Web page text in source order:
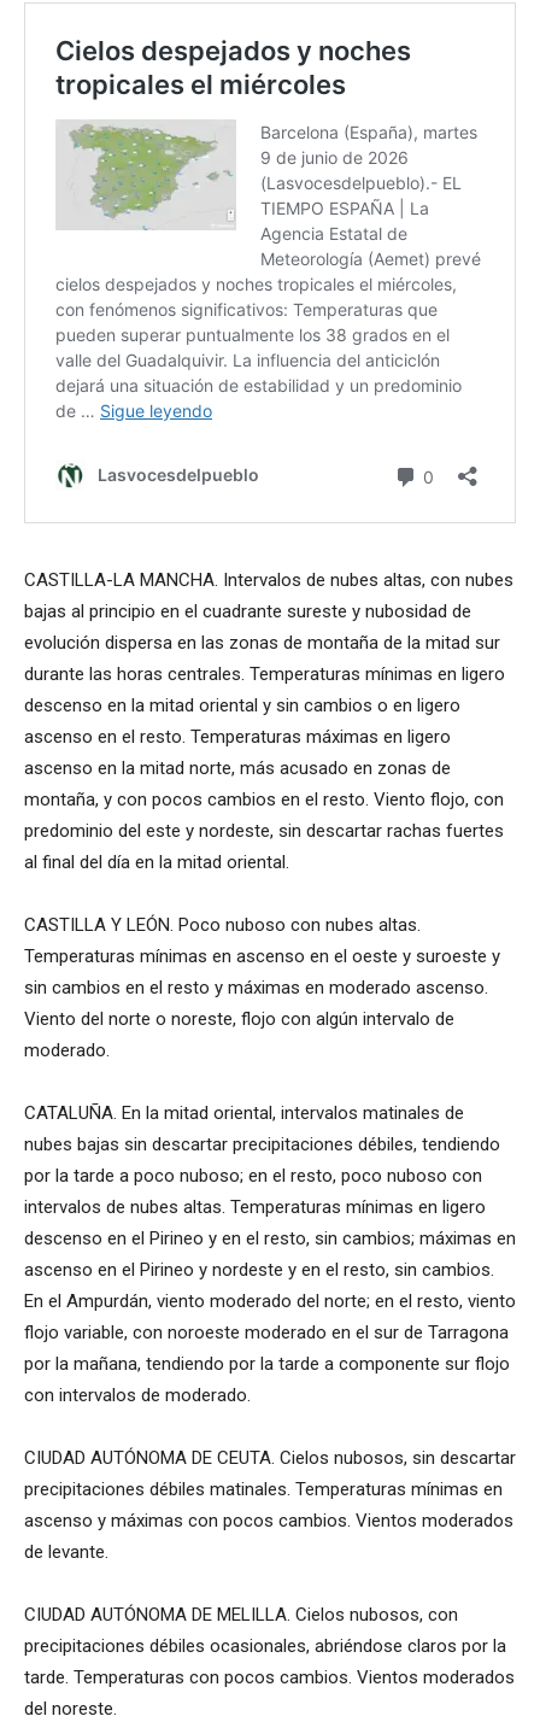
CASTILLA-LA MANCHA. Intervalos de nubes altas, con nubes
bajas al principio en el cuadrante sureste y nubosidad de
evolución dispersa en las zonas de montaña de la mitad sur
durante las horas centrales. Temperaturas mínimas en ligero
descenso en la mitad oriental y sin cambios o en ligero
ascenso en el resto. Temperaturas máximas en ligero
ascenso en la mitad norte, más acusado en zonas de
montaña, y con pocos cambios en el resto. Viento flojo, con
predominio del este y nordeste, sin descartar rachas fuertes
al final del día en la mitad oriental.
CASTILLA Y LEÓN. Poco nuboso con nubes altas.
Temperaturas mínimas en ascenso en el oeste y suroeste y
sin cambios en el resto y máximas en moderado ascenso.
Viento del norte o noreste, flojo con algún intervalo de
moderado.
CATALUÑA. En la mitad oriental, intervalos matinales de
nubes bajas sin descartar precipitaciones débiles, tendiendo
por la tarde a poco nuboso; en el resto, poco nuboso con
intervalos de nubes altas. Temperaturas mínimas en ligero
descenso en el Pirineo y en el resto, sin cambios; máximas en
ascenso en el Pirineo y nordeste y en el resto, sin cambios.
En el Ampurdán, viento moderado del norte; en el resto, viento
flojo variable, con noroeste moderado en el sur de Tarragona
por la mañana, tendiendo por la tarde a componente sur flojo
con intervalos de moderado.
CIUDAD AUTÓNOMA DE CEUTA. Cielos nubosos, sin descartar
precipitaciones débiles matinales. Temperaturas mínimas en
ascenso y máximas con pocos cambios. Vientos moderados
de levante.
CIUDAD AUTÓNOMA DE MELILLA. Cielos nubosos, con
precipitaciones débiles ocasionales, abriéndose claros por la
tarde. Temperaturas con pocos cambios. Vientos moderados
del noreste.